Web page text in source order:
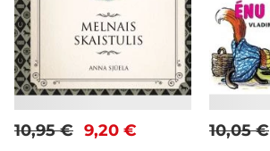
9,20 €
10,95 € 10,05 €